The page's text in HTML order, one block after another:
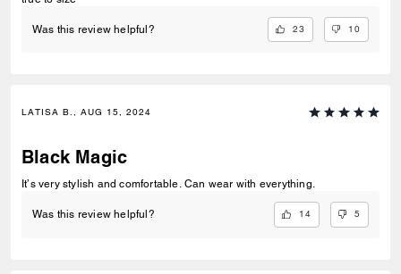
Was this review helpful? 23 10
LATISA B., AUG 15, 2024
Black Magic
It’s very stylish and comfortable. Can wear with everything.
Was this review helpful? 14 5